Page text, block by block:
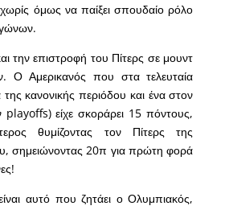
όμως να παίξει σπουδαίο ρόλο
την επιστροφή του Πίτερς σε μουντ
Ο Αμερικανός που στα τελευταία
κανονικής περιόδου και ένα στον
είχε σκοράρει 15 πόντους,
θυμίζοντας τον Πίτερς της
σημειώνοντας 20π για πρώτη φορά
αυτό που ζητάει ο Ολυμπιακός,